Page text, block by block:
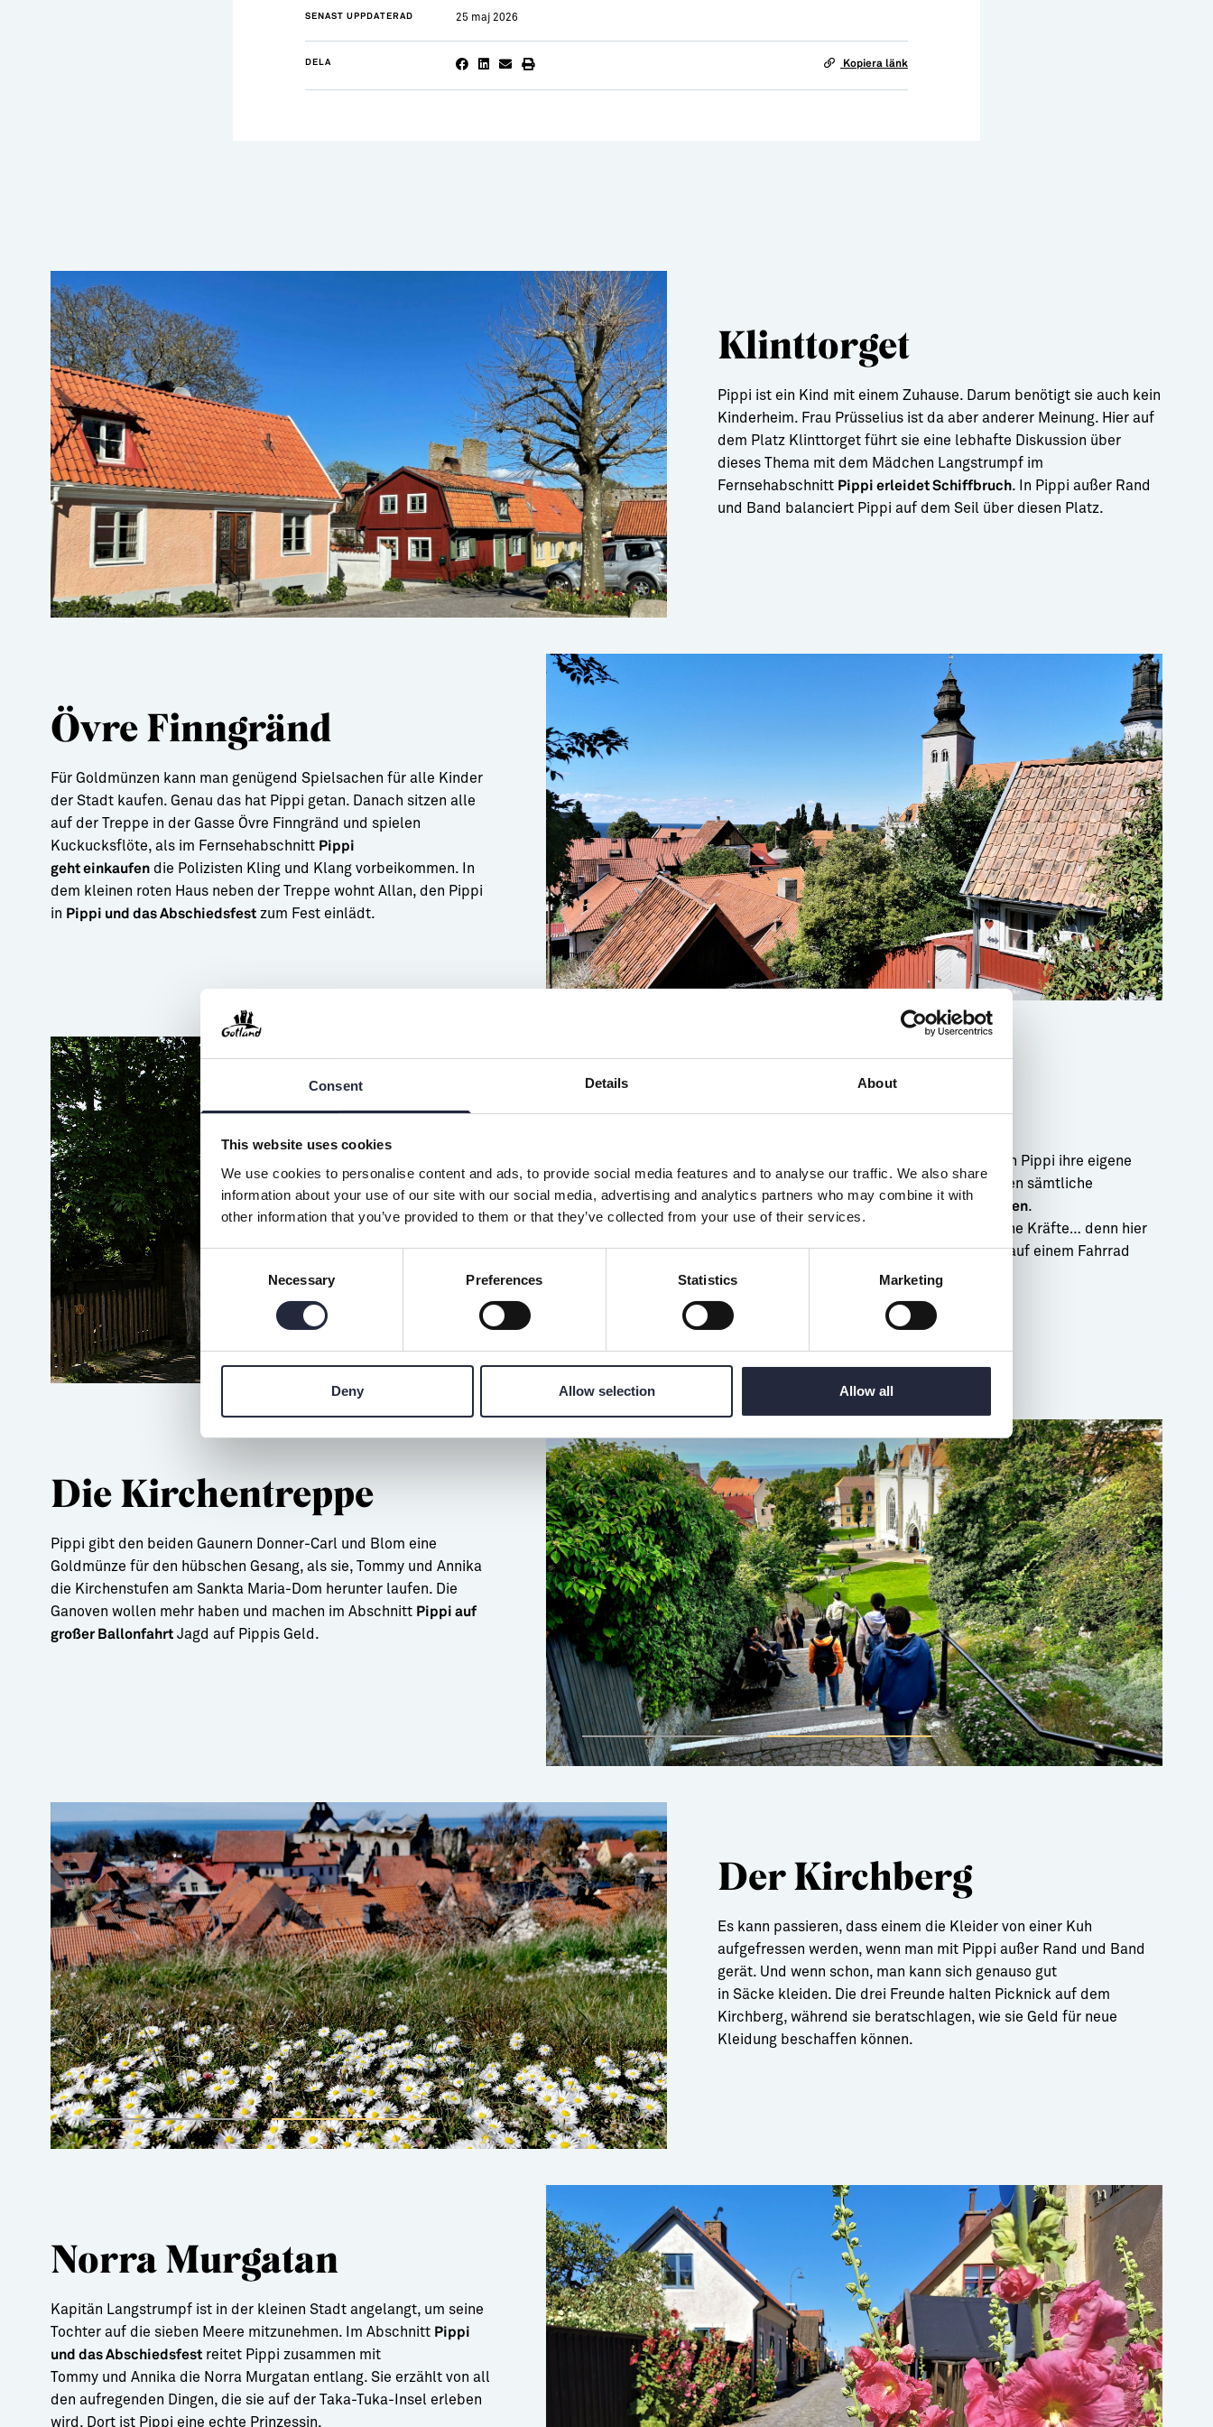
Consent Details About
This website uses cookies
We use cookies to personalise content and ads, to provide social media features and to analyse our traffic. We also share
information about your use of our site with our social media, advertising and analytics partners who may combine it with
other information that you’ve provided to them or that they’ve collected from your use of their services.
Necessary Preferences Statistics Marketing
Deny Allow selection Allow all
SENAST UPPDATERAD 25 maj 2026
DELA Kopiera länk
Klinttorget
Pippi ist ein Kind mit einem Zuhause. Darum benötigt sie auch kein
Kinderheim. Frau Prüsselius ist da aber anderer Meinung. Hier auf
dem Platz Klinttorget führt sie eine lebhafte Diskussion über
dieses Thema mit dem Mädchen Langstrumpf im
Fernsehabschnitt Pippi erleidet Schiffbruch. In Pippi außer Rand
und Band balanciert Pippi auf dem Seil über diesen Platz.
Övre Finngränd
Für Goldmünzen kann man genügend Spielsachen für alle Kinder
der Stadt kaufen. Genau das hat Pippi getan. Danach sitzen alle
auf der Treppe in der Gasse Övre Finngränd und spielen
Kuckucksflöte, als im Fernsehabschnitt Pippi
geht einkaufen die Polizisten Kling und Klang vorbeikommen. In
dem kleinen roten Haus neben der Treppe wohnt Allan, den Pippi
in Pippi und das Abschiedsfest zum Fest einlädt.
Nygatan
In der Nygatan liegt die Apotheke, in der sich Pippi ihre eigene
Meduzin zurechtmischt – ein Heilmittel gegen sämtliche
Krankheiten im Abschnitt
Pippi geht einkaufen.
Möglicherweise besitzt die Nygatan magische Kräfte… denn hier
kommt Pippi in Pippi außer Rand und Band auf einem Fahrrad
ohne Räder angeradelt.
Die Kirchentreppe
Pippi gibt den beiden Gaunern Donner-Carl und Blom eine
Goldmünze für den hübschen Gesang, als sie, Tommy und Annika
die Kirchenstufen am Sankta Maria-Dom herunter laufen. Die
Ganoven wollen mehr haben und machen im Abschnitt Pippi auf
großer Ballonfahrt Jagd auf Pippis Geld.
Der Kirchberg
Es kann passieren, dass einem die Kleider von einer Kuh
aufgefressen werden, wenn man mit Pippi außer Rand und Band
gerät. Und wenn schon, man kann sich genauso gut
in Säcke kleiden. Die drei Freunde halten Picknick auf dem
Kirchberg, während sie beratschlagen, wie sie Geld für neue
Kleidung beschaffen können.
Norra Murgatan
Kapitän Langstrumpf ist in der kleinen Stadt angelangt, um seine
Tochter auf die sieben Meere mitzunehmen. Im Abschnitt Pippi
und das Abschiedsfest reitet Pippi zusammen mit
Tommy und Annika die Norra Murgatan entlang. Sie erzählt von all
den aufregenden Dingen, die sie auf der Taka-Tuka-Insel erleben
wird. Dort ist Pippi eine echte Prinzessin.